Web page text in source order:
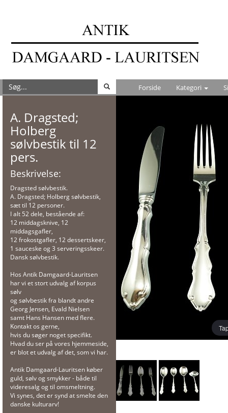
Forside Kategori
A. Dragsted;
Holberg
sølvbestik til 12
pers.
Beskrivelse:
Dragsted sølvbestik.
A. Dragsted; Holberg sølvbestik,
sæt til 12 personer.
I alt 52 dele, bestående af:
12 middagsknive, 12
middagsgafler,
12 frokostgafler, 12 dessertskeer,
1 sauceske og 3 serveringsskeer.
Dansk sølvbestik.
Hos Antik Damgaard-Lauritsen
har vi et stort udvalg af korpus
sølv
og sølvbestik fra blandt andre
Georg Jensen, Evald Nielsen
samt Hans Hansen med flere.
Kontakt os gerne,
hvis du søger noget specifikt.
Hvad du ser på vores hjemmeside,
er blot et udvalg af det, som vi har.
Antik Damgaard-Lauritsen køber
guld, sølv og smykker - både til
videresalg og til omsmeltning.
Vi synes, det er synd at smelte den
danske kulturarv!